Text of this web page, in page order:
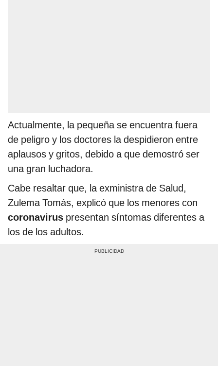
Actualmente, la pequeña se encuentra fuera
de peligro y los doctores la despidieron entre
aplausos y gritos, debido a que demostró ser
una gran luchadora.
Cabe resaltar que, la exministra de Salud,
Zulema Tomás, explicó que los menores con
coronavirus presentan síntomas diferentes a
los de los adultos.